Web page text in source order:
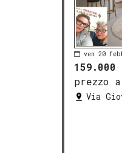
ven 20
159.000
prezzo
Via